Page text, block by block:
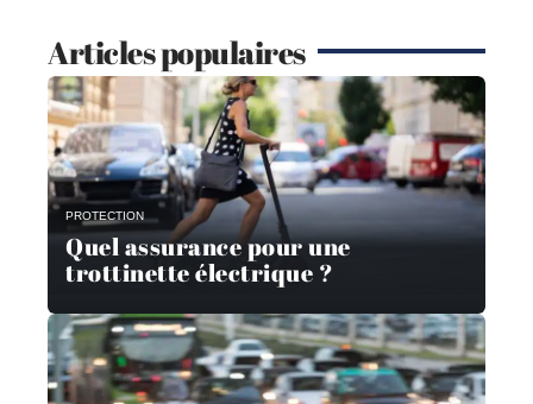
Articles populaires
PROTECTION
Quel assurance pour une
trottinette électrique ?